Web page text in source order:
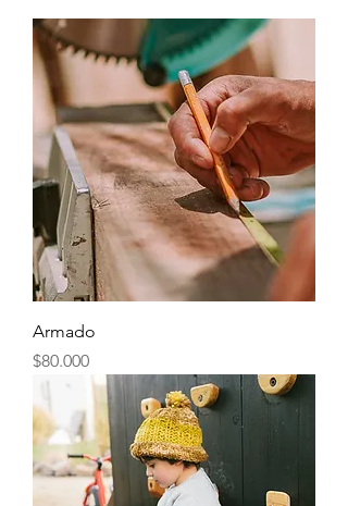
Armado
Precio
$80.000